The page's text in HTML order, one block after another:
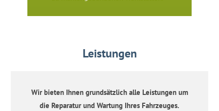
Leistungen
Wir bieten Ihnen grundsätzlich alle Leistungen um
die Reparatur und Wartung Ihres Fahrzeuges.